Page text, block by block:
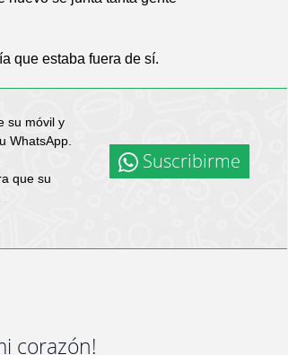
que estaba fuera de sí.
su móvil y
WhatsApp.
que su
Suscribirme
corazón!